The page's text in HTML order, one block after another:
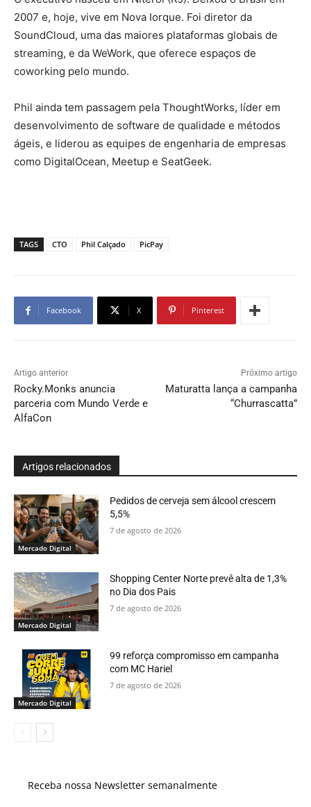
2007 e, hoje, vive em Nova Iorque. Foi diretor da
SoundCloud, uma das maiores plataformas globais de
streaming, e da WeWork, que oferece espaços de
coworking pelo mundo.
Phil ainda tem passagem pela ThoughtWorks, líder em
desenvolvimento de software de qualidade e métodos
ágeis, e liderou as equipes de engenharia de empresas
como DigitalOcean, Meetup e SeatGeek.
TAGS CTO Phil Calçado PicPay
Facebook X Pinterest
Artigo anterior
Rocky.Monks anuncia
parceria com Mundo Verde e
AlfaCon
Próximo artigo
Maturatta lança a campanha
“Churrascatta”
Artigos relacionados
Mercado Digital
Pedidos de cerveja sem álcool crescem
5,5%
7 de agosto de 2026
Mercado Digital
Shopping Center Norte prevê alta de 1,3%
no Dia dos Pais
7 de agosto de 2026
Mercado Digital
99 reforça compromisso em campanha
com MC Hariel
7 de agosto de 2026
Receba nossa Newsletter semanalmente